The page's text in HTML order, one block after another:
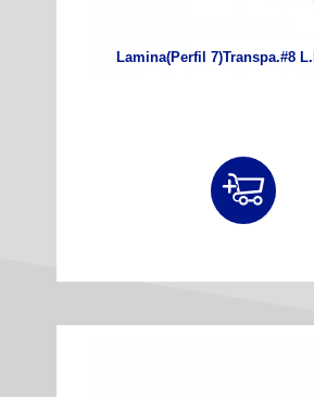
Lamina(Perfil 7)Transpa.#8